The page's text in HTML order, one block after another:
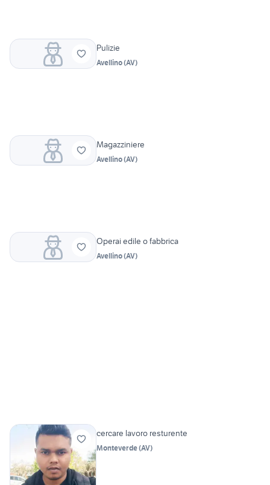
Pulizie
Avellino(AV)
Magazziniere
Avellino(AV)
Operai edile o fabbrica
Avellino(AV)
cercare lavoro resturente
Monteverde(AV)